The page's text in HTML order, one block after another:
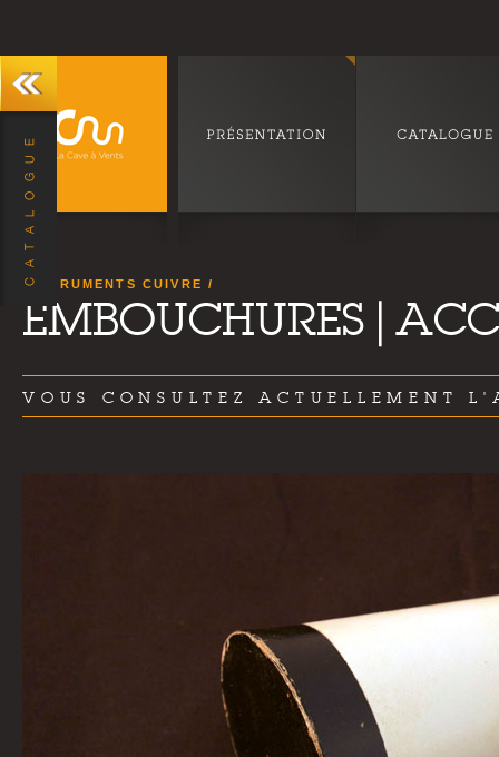
INSTRUMENTS CUIVRE
VOUS CONSULTEZ ACTUELLEMENT